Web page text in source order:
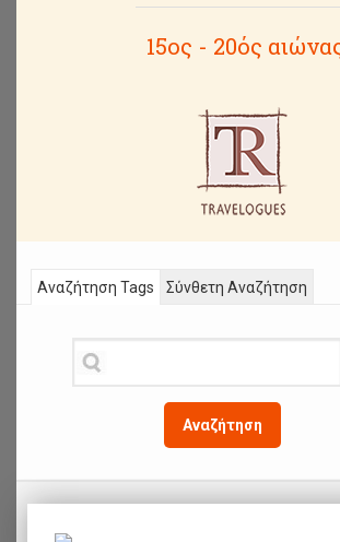
15ος - 20ός
Αναζήτηση Tags
Αναζήτηση
Σύνθετη Αναζήτηση